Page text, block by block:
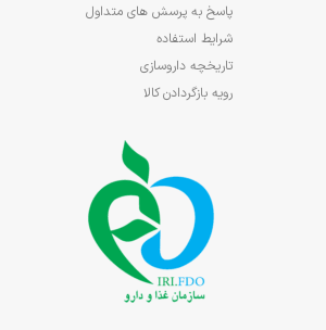
پاسخ به پرسش های متداول
شرایط استفاده
تاریخچه داروسازی
رویه بازگردادن کالا